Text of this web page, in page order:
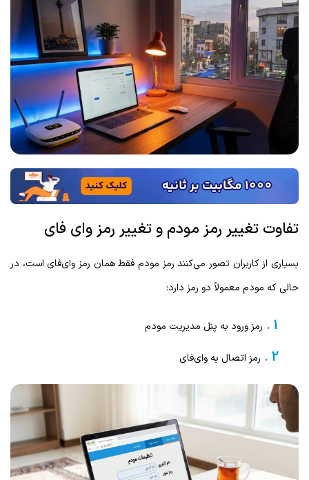
تفاوت تغییر رمز مودم و تغییر رمز وای فای
بسیاری از کاربران تصور می‌کنند رمز مودم فقط همان رمز وای‌فای است، در
حالی که مودم معمولاً دو رمز دارد:
رمز ورود به پنل مدیریت مودم
رمز اتصال به وای‌فای